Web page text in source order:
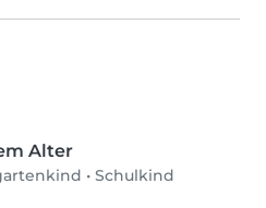
Alter
• Schulkind